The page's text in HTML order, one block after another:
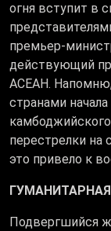
огня вступит в
премьер-
действующий
АСЕАН.
странами
перестрелки на
это привело к
Подвергшийся